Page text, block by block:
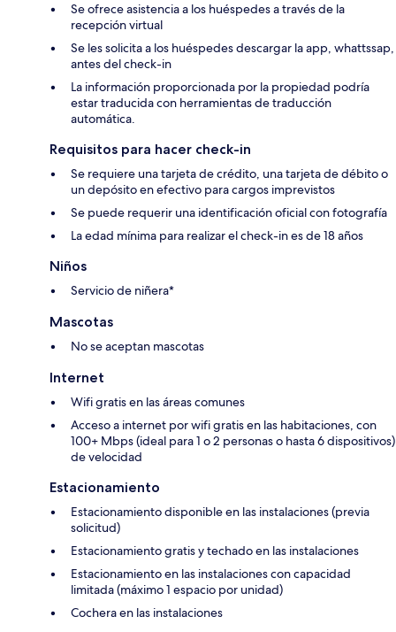
Se ofrece asistencia a los huéspedes a través de la
recepción virtual
Se les solicita a los huéspedes descargar la app, whattssap,
antes del check-in
La información proporcionada por la propiedad podría
estar traducida con herramientas de traducción
automática.
Requisitos para hacer check-in
Se requiere una tarjeta de crédito, una tarjeta de débito o
un depósito en efectivo para cargos imprevistos
Se puede requerir una identificación oficial con fotografía
La edad mínima para realizar el check-in es de 18 años
Niños
Servicio de niñera*
Mascotas
No se aceptan mascotas
Internet
Wifi gratis en las áreas comunes
Acceso a internet por wifi gratis en las habitaciones, con
100+ Mbps (ideal para 1 o 2 personas o hasta 6 dispositivos)
de velocidad
Estacionamiento
Estacionamiento disponible en las instalaciones (previa
solicitud)
Estacionamiento gratis y techado en las instalaciones
Estacionamiento en las instalaciones con capacidad
limitada (máximo 1 espacio por unidad)
Cochera en las instalaciones